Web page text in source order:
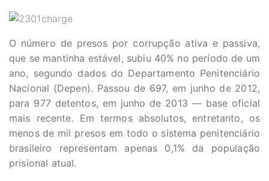
O número de presos por corrupção ativa e passiva,
que se mantinha estável, subiu 40% no período de um
ano, segundo dados do Departamento Penitenciário
Nacional (Depen). Passou de 697, em junho de 2012,
para 977 detentos, em junho de 2013 — base oficial
mais recente. Em termos absolutos, entretanto, os
menos de mil presos em todo o sistema penitenciário
brasileiro representam apenas 0,1% da população
prisional atual.